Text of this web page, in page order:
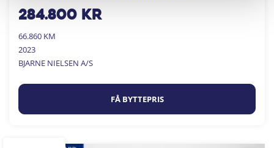
284.800kr
66.860 KM
2023
BJARNE NIELSEN A/S
FÅ BYTTEPRIS